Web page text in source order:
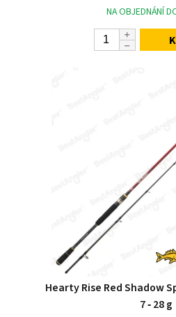
NA OBJEDNÁNÍ
Hearty Rise Red Shadow
7 ‑ 28 g